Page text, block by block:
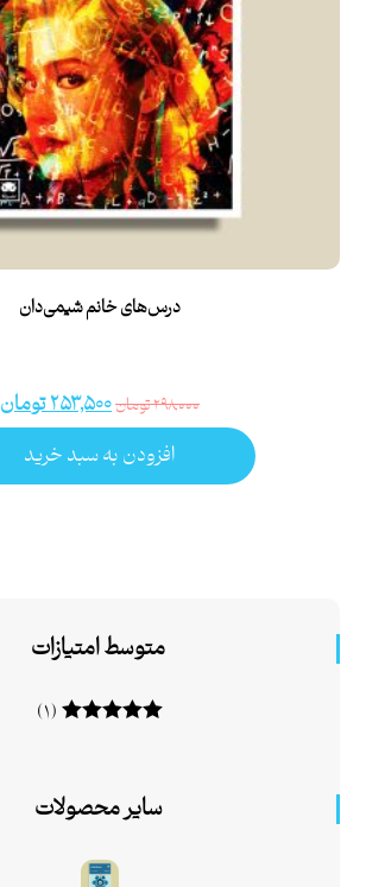
درس‌های خانم شیمی‌دان
۲۹۸,۰۰۰تومان۲۵۳,۵۰۰تومان
افزودن به سبد خرید
متوسط امتیازات
(۱)
سایر محصولات